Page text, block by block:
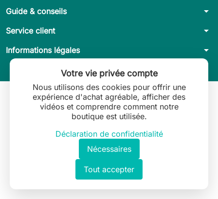
Guide & conseils arrow_drop_down
Service client arrow_drop_down
Informations légales arrow_drop_down
Votre vie privée compte
Nous utilisons des cookies pour offrir une
expérience d'achat agréable, afficher des
vidéos et comprendre comment notre
boutique est utilisée.
Déclaration de confidentialité
Nécessaires
Tout accepter